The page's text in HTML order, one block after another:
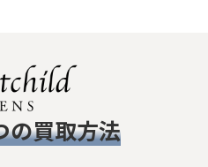
の買取方法